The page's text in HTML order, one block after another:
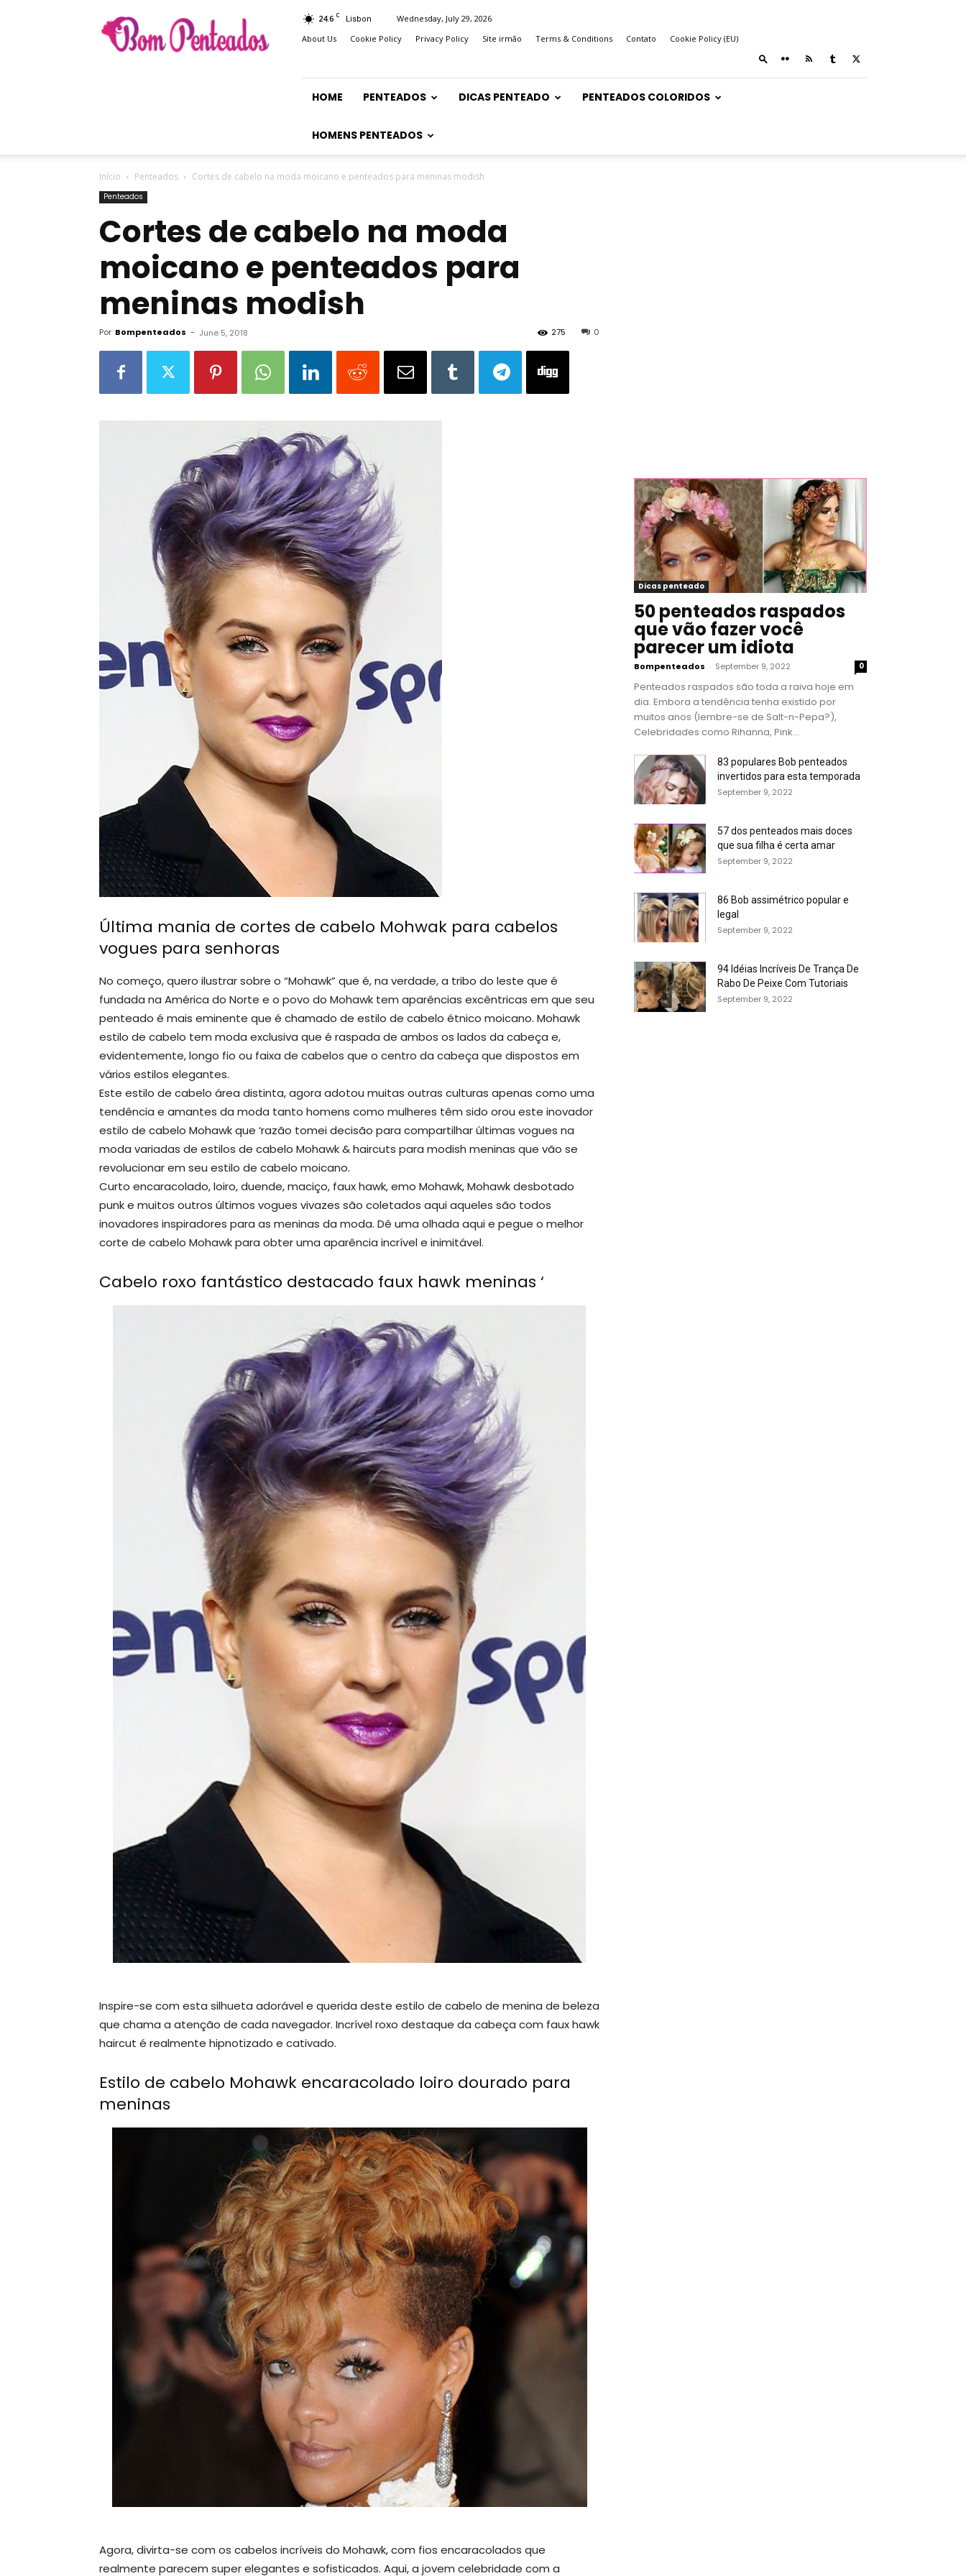
Penteados
24.6 C Lisbon
Wednesday, July 29, 2026
About Us
Cookie Policy Privacy Policy Site irmão Terms & Conditions Contato Cookie Policy (EU)
HOME PENTEADOS DICAS PENTEADO PENTEADOS COLORIDOS
HOMENS PENTEADOS
Início Penteados Cortes de cabelo na moda moicano e penteados para meninas modish
Penteados
Cortes de cabelo na moda
moicano e penteados para
meninas modish
Por Bompenteados - June 5, 2018 0
275
Última mania de cortes de cabelo Mohwak para cabelos
vogues para senhoras
No começo, quero ilustrar sobre o “Mohawk” que é, na verdade, a tribo do leste que é
fundada na América do Norte e o povo do Mohawk tem aparências excêntricas em que seu
penteado é mais eminente que é chamado de estilo de cabelo étnico moicano. Mohawk
estilo de cabelo tem moda exclusiva que é raspada de ambos os lados da cabeça e,
evidentemente, longo fio ou faixa de cabelos que o centro da cabeça que dispostos em
vários estilos elegantes.
Este estilo de cabelo área distinta, agora adotou muitas outras culturas apenas como uma
tendência e amantes da moda tanto homens como mulheres têm sido orou este inovador
estilo de cabelo Mohawk que ‘razão tomei decisão para compartilhar últimas vogues na
moda variadas de estilos de cabelo Mohawk & haircuts para modish meninas que vão se
revolucionar em seu estilo de cabelo moicano.
Curto encaracolado, loiro, duende, maciço, faux hawk, emo Mohawk, Mohawk desbotado
punk e muitos outros últimos vogues vivazes são coletados aqui aqueles são todos
inovadores inspiradores para as meninas da moda. Dê uma olhada aqui e pegue o melhor
corte de cabelo Mohawk para obter uma aparência incrível e inimitável.
Cabelo roxo fantástico destacado faux hawk meninas ‘
Inspire-se com esta silhueta adorável e querida deste estilo de cabelo de menina de beleza
que chama a atenção de cada navegador. Incrível roxo destaque da cabeça com faux hawk
haircut é realmente hipnotizado e cativado.
Estilo de cabelo Mohawk encaracolado loiro dourado para
meninas
Agora, divirta-se com os cabelos incríveis do Mohawk, com fios encaracolados que
realmente parecem super elegantes e sofisticados. Aqui, a jovem celebridade com a
Dicas penteado
50 penteados raspados
que vão fazer você
parecer um idiota
Bompenteados - September 9, 2022 0
Penteados raspados são toda a raiva hoje em
dia. Embora a tendência tenha existido por
muitos anos (lembre-se de Salt-n-Pepa?),
Celebridades como Rihanna, Pink...
83 populares Bob penteados
invertidos para esta temporada
September 9, 2022
57 dos penteados mais doces
que sua filha é certa amar
September 9, 2022
86 Bob assimétrico popular e
legal
September 9, 2022
94 Idéias Incríveis De Trança De
Rabo De Peixe Com Tutoriais
September 9, 2022